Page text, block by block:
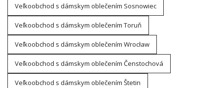
Veľkoobchod s dámskym oblečením Sosnowiec
Veľkoobchod s dámskym oblečením Toruň
Veľkoobchod s dámskym oblečením Wrocław
Veľkoobchod s dámskym oblečením Čenstochová
Veľkoobchod s dámskym oblečením Štetin